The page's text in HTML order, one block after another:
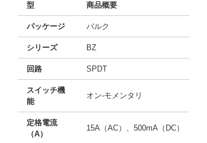
型 商品概要
パッケージ バルク
シリーズ BZ
回路 SPDT
スイッチ機
能
オン-モメンタリ
定格電流
（A）
15A（AC）、500mA（DC）